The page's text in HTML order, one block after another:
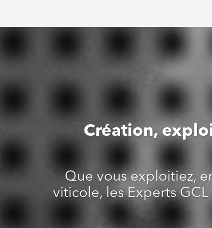
Assistance lors des contrôles
sociaux
Elaboration des paies,
déclarations et contrats
Création,
Que vous exploitiez,
viticole, les Experts